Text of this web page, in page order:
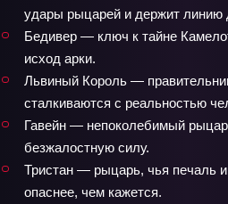
удары рыцарей и держит линию
Бедивер — ключ к тайне
исход арки.
Львиный Король —
сталкиваются с реальностью
Гавейн — непоколебимый
безжалостную силу.
Тристан — рыцарь, чья печаль
опаснее, чем кажется.